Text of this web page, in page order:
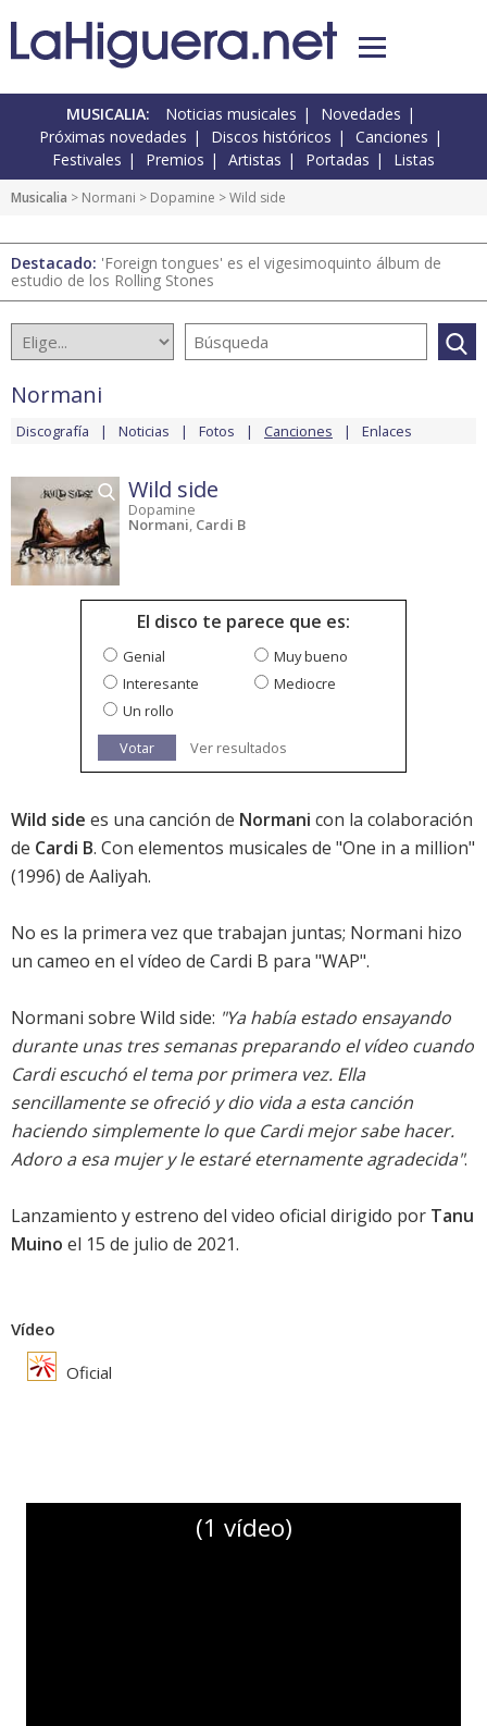
MUSICALIA: Noticias musicales
Novedades
Próximas novedades
Discos históricos
Canciones
Festivales
Premios Artistas Portadas Listas
Musicalia > Normani > Dopamine > Wild side
Destacado: 'Foreign tongues' es el vigesimoquinto álbum de
estudio de los Rolling Stones
Normani
Discografía Noticias Fotos Canciones Enlaces
Wild side
Dopamine
Normani, Cardi B
El disco te parece que es:
Genial
Muy bueno
Interesante
Mediocre
Un rollo
Votar
Ver resultados
Wild side es una canción de Normani con la colaboración
de Cardi B. Con elementos musicales de "One in a million"
(1996) de Aaliyah.
No es la primera vez que trabajan juntas; Normani hizo
un cameo en el vídeo de Cardi B para "WAP".
Normani sobre Wild side: "Ya había estado ensayando
durante unas tres semanas preparando el vídeo cuando
Cardi escuchó el tema por primera vez. Ella
sencillamente se ofreció y dio vida a esta canción
haciendo simplemente lo que Cardi mejor sabe hacer.
Adoro a esa mujer y le estaré eternamente agradecida".
Lanzamiento y estreno del video oficial dirigido por Tanu
Muino el 15 de julio de 2021.
Vídeo
Oficial
(1 vídeo)